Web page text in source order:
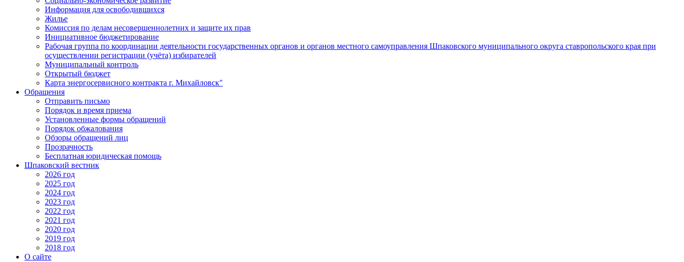
Информация для освободившихся
Жилье
Комиссия по делам несовершеннолетних и защите их прав
Инициативное бюджетирование
Рабочая группа по координации деятельности государственных органов и органов местного самоуправления Шпаковского муниципального округа ставропольского края при
осуществлении регистрации (учёта) избирателей
Муниципальный контроль
Открытый бюджет
Карта энергосервисного контракта г. Михайловск"
Обращения
Отправить письмо
Порядок и время приема
Установленные формы обращений
Порядок обжалования
Обзоры обращений лиц
Прозрачность
Бесплатная юридическая помощь
Шпаковский вестник
2026 год
2025 год
2024 год
2023 год
2022 год
2021 год
2020 год
2019 год
2018 год
О сайте